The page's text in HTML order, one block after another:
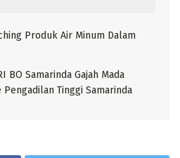
Produk Air Minum Dalam
BO Samarinda Gajah Mada
Tinggi Samarinda